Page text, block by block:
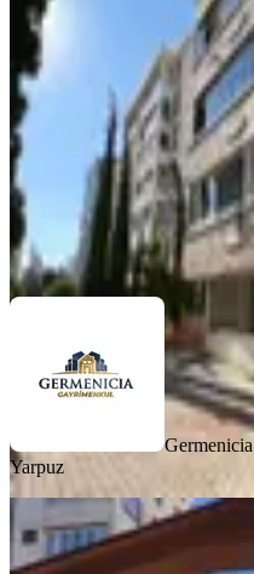
Onikişubat,
3+1
·125 m²
19.500 ₺
Germenicia Gayrimenkul
Ara
Yarpuz
YENİ
Reos
Sitesinde